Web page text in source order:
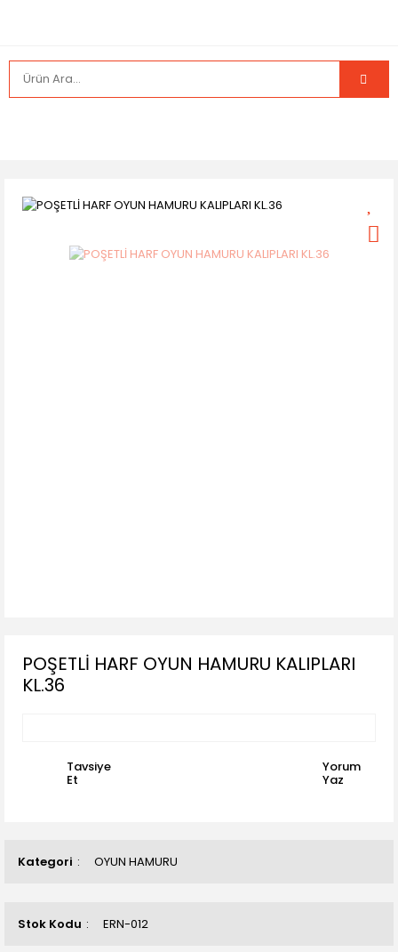
Kategori OYUN HAMURU
Stok Kodu ERN-012
POŞETLİ HARF OYUN HAMURU KALIPLARI
KL.36
Tavsiye
Et
Yorum
Yaz